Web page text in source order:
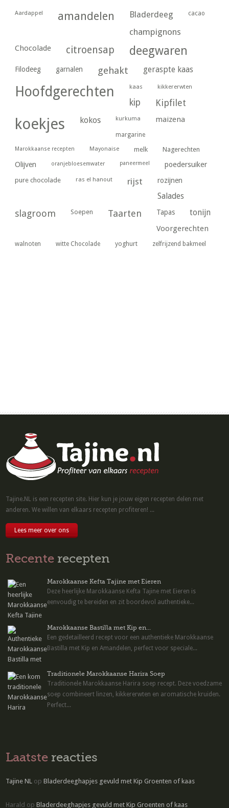
Aardappel amandelen Bladerdeeg cacao
champignons
Chocolade citroensap deegwaren
Filodeeg garnalen gehakt geraspte kaas
Hoofdgerechten kaas kikkererwten
kip Kipfilet
koekjes kokos kurkuma maizena
margarine
Marokkaanse recepten Mayonaise melk Nagerechten
Olijven oranjebloesemwater paneermeel poedersuiker
pure chocolade ras el hanout rijst rozijnen
Salades
slagroom Soepen Taarten Tapas tonijn
Voorgerechten
walnoten witte Chocolade yoghurt zelfrijzend bakmeel
Tajine.NL is een recepten site. Hier kun je jouw eigen recepten delen met
anderen. We willen van elkaars recepten profiteren! ...
Lees meer over ons
Recente recepten
Marokkaanse Kefta Tajine met Eieren
Deze heerlijke Marokkaanse Kefta Tajine met Eieren is
eenvoudig te bereiden en zit boordevol authentieke...
Marokkaanse Bastilla met Kip en...
Een gedetailleerd recept voor een authentieke Marokkaanse
Bastilla met Kip en Amandelen, perfect voor speciale...
Traditionele Marokkaanse Harira Soep
Traditionele Marokkaanse Harira soep recept. Deze voedzame
soep combineert linzen, kikkererwten en aromatische kruiden.
Perfect...
Laatste reacties
Tajine NL opBladerdeeghapjes gevuld met Kip Groenten of kaas
Harald opBladerdeeghapjes gevuld met Kip Groenten of kaas